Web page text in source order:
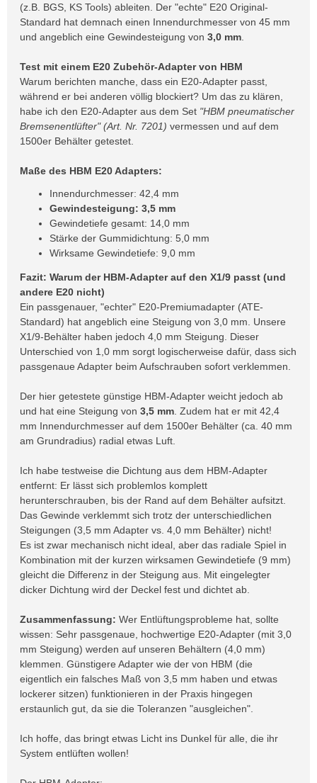
(z.B. BGS, KS Tools) ableiten. Der "echte" E20 Original-
Standard hat demnach einen Innendurchmesser von 45 mm
und angeblich eine Gewindesteigung von 3,0 mm
Test mit einem E20 Zubehör-Adapter von HBM
Warum berichten manche, dass ein E20-Adapter passt,
während er bei anderen völlig blockiert? Um das zu klären,
habe ich den E20-Adapter aus dem Set "HBM pneumatischer
Bremsenentlüfter" (Art. Nr. 7201) vermessen und auf dem
1500er Behälter getestet.
Maße des HBM E20 Adapters:
Innendurchmesser: 42,4 mm
Gewindesteigung: 3,5 mm
Gewindetiefe gesamt: 14,0 mm
Stärke der Gummidichtung: 5,0 mm
Wirksame Gewindetiefe: 9,0 mm
Fazit: Warum der HBM-Adapter auf den X1/9 passt (und
andere E20 nicht)
Ein passgenauer, "echter" E20-Premiumadapter (ATE-
Standard) hat angeblich eine Steigung von 3,0 mm. Unsere
X1/9-Behälter haben jedoch 4,0 mm Steigung. Dieser
Unterschied von 1,0 mm sorgt logischerweise dafür, dass sich
passgenaue Adapter beim Aufschrauben sofort verklemmen.
Der hier getestete günstige HBM-Adapter weicht jedoch ab
und hat eine Steigung von 3,5 mm . Zudem hat er mit 42,4
mm Innendurchmesser auf dem 1500er Behälter (ca. 40 mm
am Grundradius) radial etwas Luft.
Ich habe testweise die Dichtung aus dem HBM-Adapter
entfernt: Er lässt sich problemlos komplett
herunterschrauben, bis der Rand auf dem Behälter aufsitzt.
Das Gewinde verklemmt sich trotz der unterschiedlichen
Steigungen (3,5 mm Adapter vs. 4,0 mm Behälter) nicht!
Es ist zwar mechanisch nicht ideal, aber das radiale Spiel in
Kombination mit der kurzen wirksamen Gewindetiefe (9 mm)
gleicht die Differenz in der Steigung aus. Mit eingelegter
dicker Dichtung wird der Deckel fest und dichtet ab.
Zusammenfassung: Wer Entlüftungsprobleme hat, sollte
wissen: Sehr passgenaue, hochwertige E20-Adapter (mit 3,0
mm Steigung) werden auf unseren Behältern (4,0 mm)
klemmen. Günstigere Adapter wie der von HBM (die
eigentlich ein falsches Maß von 3,5 mm haben und etwas
lockerer sitzen) funktionieren in der Praxis hingegen
erstaunlich gut, da sie die Toleranzen "ausgleichen".
Ich hoffe, das bringt etwas Licht ins Dunkel für alle, die ihr
System entlüften wollen!